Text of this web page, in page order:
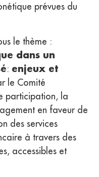
prévues du
le thème :
dans un
: enjeux et
le Comité
participation, la
en faveur de
des services
à travers des
accessibles et